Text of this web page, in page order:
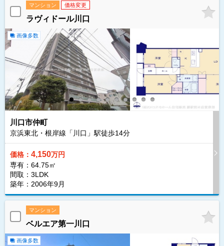
マンション 価格変更
ラヴィドール川口
画像多数
川口市仲町
京浜東北・根岸線「川口」駅徒歩14分
価格： 4,150万円
専有：64.75㎡
間取：3LDK
築年：2006年9月
マンション
ベルエア第一川口
画像多数